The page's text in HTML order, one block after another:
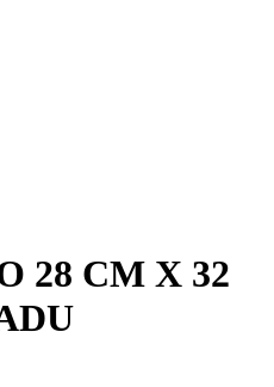
28 CM X 32